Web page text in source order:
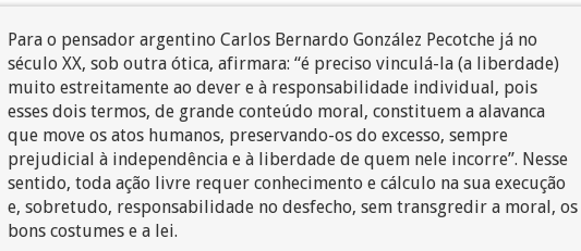
século XX, sob outra ótica, afirmara: “é preciso vinculá-la (a liberdade)
muito estreitamente ao dever e à responsabilidade individual, pois
esses dois termos, de grande conteúdo moral, constituem a alavanca
que move os atos humanos, preservando-os do excesso, sempre
prejudicial à independência e à liberdade de quem nele incorre”. Nesse
sentido, toda ação livre requer conhecimento e cálculo na sua execução
e, sobretudo, responsabilidade no desfecho, sem transgredir a moral, os
bons costumes e a lei.